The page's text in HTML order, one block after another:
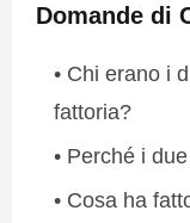
Domande di
Chi erano i
fattoria?
Perché i
Cosa ha